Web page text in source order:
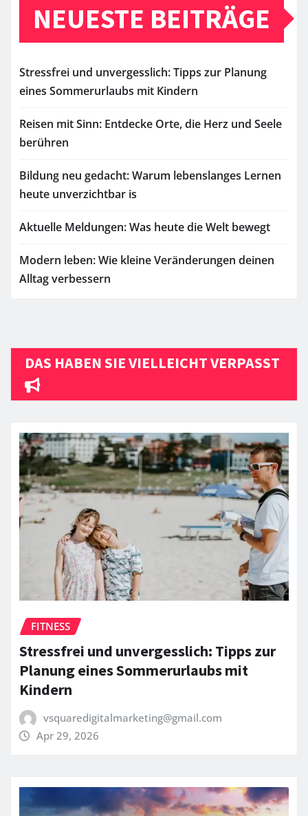
NEUESTE BEITRÄGE
Stressfrei und unvergesslich: Tipps zur Planung
eines Sommerurlaubs mit Kindern
Reisen mit Sinn: Entdecke Orte, die Herz und Seele
berühren
Bildung neu gedacht: Warum lebenslanges Lernen
heute unverzichtbar is
Aktuelle Meldungen: Was heute die Welt bewegt
Modern leben: Wie kleine Veränderungen deinen
Alltag verbessern
DAS HABEN SIE VIELLEICHT VERPASST
FITNESS
Stressfrei und unvergesslich: Tipps zur
Planung eines Sommerurlaubs mit
Kindern
vsquaredigitalmarketing@gmail.com
Apr 29, 2026